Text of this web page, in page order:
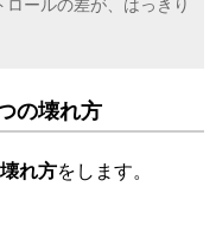
ールの差が、はっきり
の壊れ方
れ方をします。